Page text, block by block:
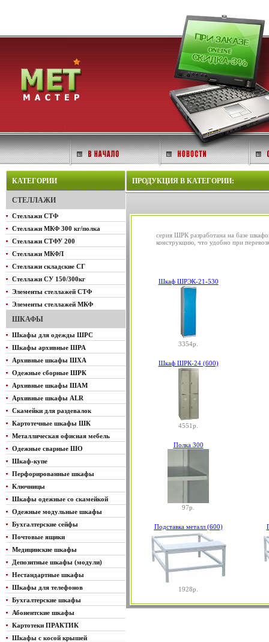
КАТЕГОРИИ
СТЕЛЛАЖИ
Стеллажи СТФ
Стеллажи МКФ 300 кг/полка
Стеллажи СТФУ 200
Стеллажи МКФЛ
Стеллажи складские СГ
Стеллажи СУ 150/300кг
Элементы стеллажей СТФ
Элементы стеллажей МКФ
ШКАФЫ
Шкафы для одежды ШРС
Шкафы архивные ШРА
Архивные шкафы ШХА
Одежные сборные ШРК
Архивные шкафы ШАМ
Архивные шкафы ALR
Скамейки для раздевалок
Картотечные шкафы ШК
Металлическая офисная мебель
Одежные сварные ШО
Шкаф-купе
Перфорированные шкафы
Ключницы
Шкафы одежные со скамейкой
Одежные модульные шкафы
Бухгалтерские сейфы
Почтовые ящики
Медицинские шкафы
Депозитные шкафы (модули)
Нестандартные шкафы
Шкафы для телефонов
Бухгалтерские шкафы
Абонентские шкафы
Картотеки ПРАКТИК
Шкафы с косой крышей
ПРОДУКЦИЯ В КАТЕГОРИИ:
серия ШРК разработана на базе
конструкцию, что удобно при
Шкаф ШРЭК-21-530
3354р.
Шкаф ШРК-24 (600)
4551р.
Полка 300
97р.
Подставка металл (600)
1928р.